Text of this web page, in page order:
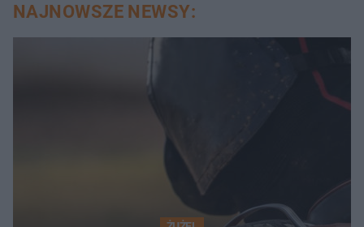
NAJNOWSZE NEWSY: